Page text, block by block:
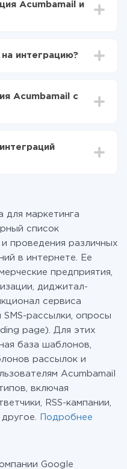
Acumbamail и
из
в Gmail
интеграцию?
ти до 30-минут. В
15 минут.
Acumbamail с
только количество
из одной
Подробнее
для маркетинга
список
проведения различных
в интернете. Ее
предприятия,
диджитал-
сервиса
SMS-рассылки, опросы
page). Для этих
база шаблонов,
рассылок и
Acumbamail
включая
RSS-кампании,
Подробнее
Google